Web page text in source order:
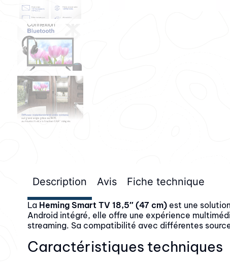
Description Avis Fiche technique
La Heming Smart TV 18,5″ (47 cm)est une
Android intégré, elle offre une expérience
streaming. Sa compatibilité avec différentes
Caractéristiques techniques